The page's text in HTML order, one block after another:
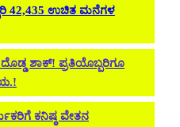
42,435 ಉಚಿತ ಮನೆಗಳ
ಶಾಕ್! ಪ್ರತಿಯೊಬ್ಬರಿಗೂ
ಕನಿಷ್ಠ ವೇತನ